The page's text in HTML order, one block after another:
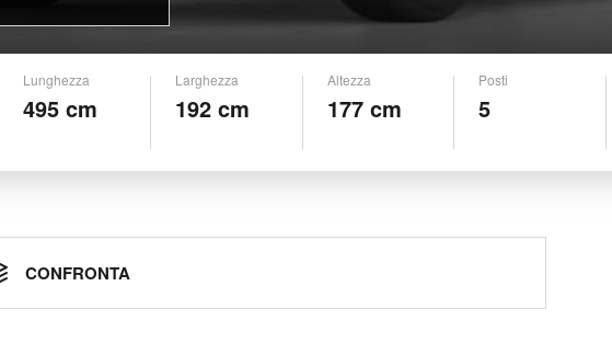
Lunghezza
495 cm
Larghezza
192 cm
Altezza
177 cm
Posti
5
CONFRONTA